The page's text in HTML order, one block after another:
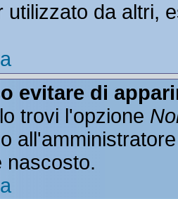
utilizzato da
evitare di
trovi l'opzione
nascosto.